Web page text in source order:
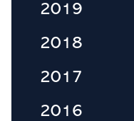
2019
2018
2017
2016